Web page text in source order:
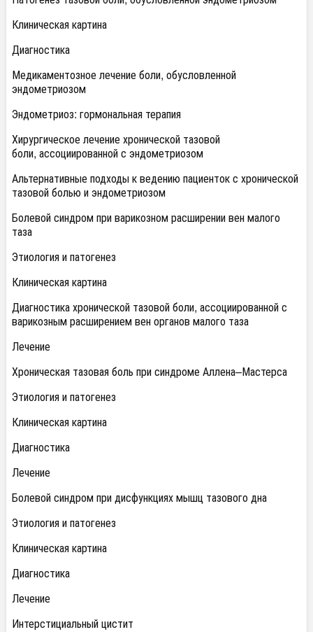
Клиническая картина
Диагностика
Медикаментозное лечение боли, обусловленной
эндометриозом
Эндометриоз: гормональная терапия
Хирургическое лечение хронической тазовой
боли, ассоциированной с эндометриозом
Альтернативные подходы к ведению пациенток с хронической
тазовой болью и эндометриозом
Болевой синдром при варикозном расширении вен малого
таза
Этиология и патогенез
Клиническая картина
Диагностика хронической тазовой боли, ассоциированной с
варикозным расширением вен органов малого таза
Лечение
Хроническая тазовая боль при синдроме Аллена–Мастерса
Этиология и патогенез
Клиническая картина
Диагностика
Лечение
Болевой синдром при дисфункциях мышц тазового дна
Этиология и патогенез
Клиническая картина
Диагностика
Лечение
Интерстициальный цистит